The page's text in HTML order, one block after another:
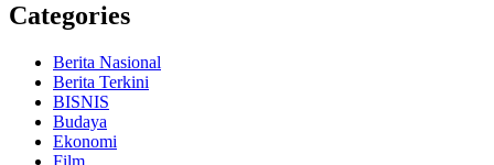
Categories
Berita Nasional
Berita Terkini
BISNIS
Budaya
Ekonomi
Film